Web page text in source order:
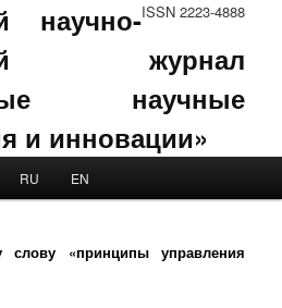
ISSN 2223-4888
научно-
журнал
научные
и инновации»
RU EN
«принципы управления